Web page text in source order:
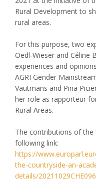
Rural Development to
rural areas.
For this purpose, two
Oedl-Wieser and Céline
experiences and
AGRI Gender
Vautmans and Pina
her role as rapporteur
Rural Areas.
The contributions of the
following link:
https://
the-countryside-an-
details/